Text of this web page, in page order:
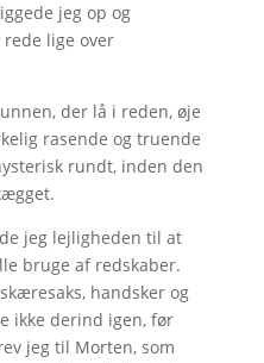
jeg op og
lige over
der lå i reden, øje
rasende og truende
rundt, inden den
jeg lejligheden til at
bruge af redskaber.
handsker og
ikke derind igen, før
jeg til Morten, som